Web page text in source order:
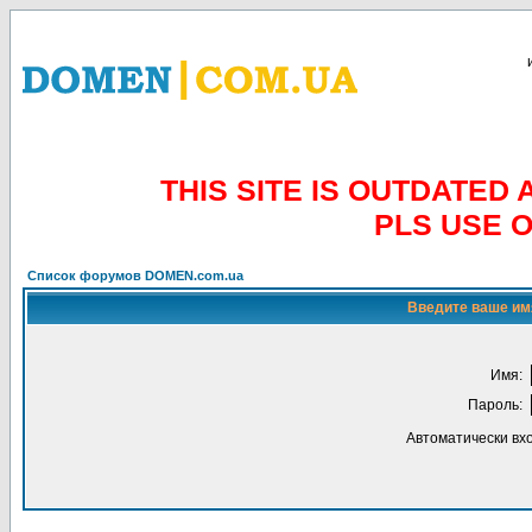
THIS SITE IS OUTDATED
PLS USE
Список форумов DOMEN.com.ua
Введите ваше
Имя:
Пароль:
Автоматически